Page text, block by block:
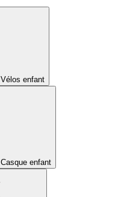
Vélos enfant
Casque enfant